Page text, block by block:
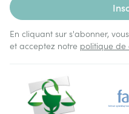
En cliquant sur s'abonner,
et acceptez notre politique de